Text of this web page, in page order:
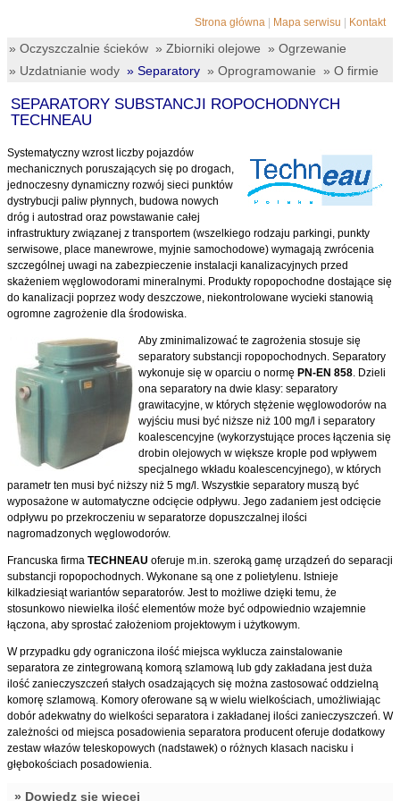
Strona główna Mapa serwisu Kontakt
Oczyszczalnie ścieków Zbiorniki olejowe
Ogrzewanie
Uzdatnianie wody
Separatory Oprogramowanie O firmie
SEPARATORY SUBSTANCJI ROPOCHODNYCH
TECHNEAU
Systematyczny wzrost liczby pojazdów
mechanicznych poruszających się po drogach,
jednoczesny dynamiczny rozwój sieci punktów
dystrybucji paliw płynnych, budowa nowych
dróg i autostrad oraz powstawanie całej
infrastruktury związanej z transportem (wszelkiego rodzaju parkingi, punkty
serwisowe, place manewrowe, myjnie samochodowe) wymagają zwrócenia
szczególnej uwagi na zabezpieczenie instalacji kanalizacyjnych przed
skażeniem węglowodorami mineralnymi. Produkty ropopochodne dostające się
do kanalizacji poprzez wody deszczowe, niekontrolowane wycieki stanowią
ogromne zagrożenie dla środowiska.
Aby zminimalizować te zagrożenia stosuje się
separatory substancji ropopochodnych. Separatory
wykonuje się w oparciu o normę PN-EN 858. Dzieli
ona separatory na dwie klasy: separatory
grawitacyjne, w których stężenie węglowodorów na
wyjściu musi być niższe niż 100 mg/l i separatory
koalescencyjne (wykorzystujące proces łączenia się
drobin olejowych w większe krople pod wpływem
specjalnego wkładu koalescencyjnego), w których
parametr ten musi być niższy niż 5 mg/l. Wszystkie separatory muszą być
wyposażone w automatyczne odcięcie odpływu. Jego zadaniem jest odcięcie
odpływu po przekroczeniu w separatorze dopuszczalnej ilości
nagromadzonych węglowodorów.
Francuska firma TECHNEAU oferuje m.in. szeroką gamę urządzeń do separacji
substancji ropopochodnych. Wykonane są one z polietylenu. Istnieje
kilkadziesiąt wariantów separatorów. Jest to możliwe dzięki temu, że
stosunkowo niewielka ilość elementów może być odpowiednio wzajemnie
łączona, aby sprostać założeniom projektowym i użytkowym.
W przypadku gdy ograniczona ilość miejsca wyklucza zainstalowanie
separatora ze zintegrowaną komorą szlamową lub gdy zakładana jest duża
ilość zanieczyszczeń stałych osadzających się można zastosować oddzielną
komorę szlamową. Komory oferowane są w wielu wielkościach, umożliwiając
dobór adekwatny do wielkości separatora i zakładanej ilości zanieczyszczeń. W
zależności od miejsca posadowienia separatora producent oferuje dodatkowy
zestaw włazów teleskopowych (nadstawek) o różnych klasach nacisku i
głębokościach posadowienia.
Dowiedz się więcej